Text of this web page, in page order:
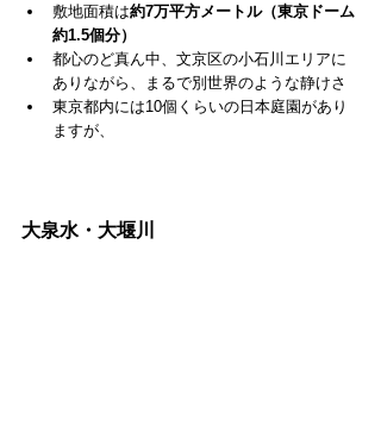
敷地面積は約7万平方メートル（東京ドーム
約1.5個分）
都心のど真ん中、文京区の小石川エリアに
ありながら、まるで別世界のような静けさ
東京都内には10個くらいの日本庭園があり
ますが、
大泉水・大堰川